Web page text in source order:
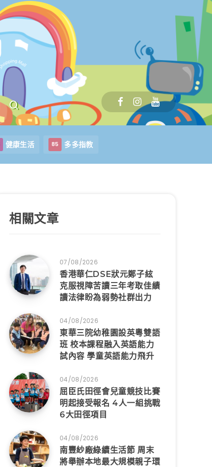
健康生活 85 多多指教
相關文章
07/08/2026
香港華仁DSE狀元鄭子絃
克服視障苦讀三年考取佳績
讀法律盼為弱勢社群出力
04/08/2026
東華三院幼稚園設英粵雙語
班 校本課程融入英語能力
試內容 學童英語能力飛升
04/08/2026
屈臣氏田徑會兒童競技比賽
明起接受報名 4人一組挑戰
6大田徑項目
04/08/2026
南豐紗廠綠續生活節 周末
將舉辦本地最大規模親子環